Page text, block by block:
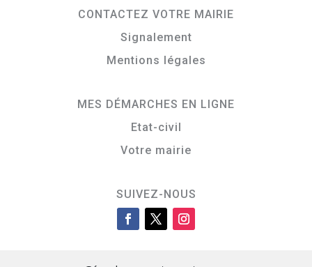
CONTACTEZ VOTRE MAIRIE
Signalement
Mentions légales
MES DÉMARCHES EN LIGNE
Etat-civil
Votre mairie
SUIVEZ-NOUS